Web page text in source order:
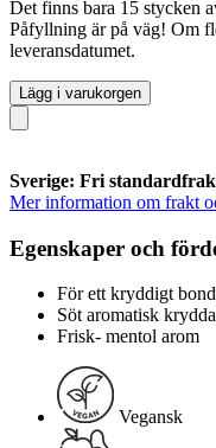
Det finns bara 15 stycken
Påfyllning är på väg! Om
leveransdatumet.
Lägg i varukorgen
Sverige: Fri
Mer information om frakt
Egenskaper och
För ett kryddigt
Söt aromatisk krydda
Frisk- mentol arom
Vegansk